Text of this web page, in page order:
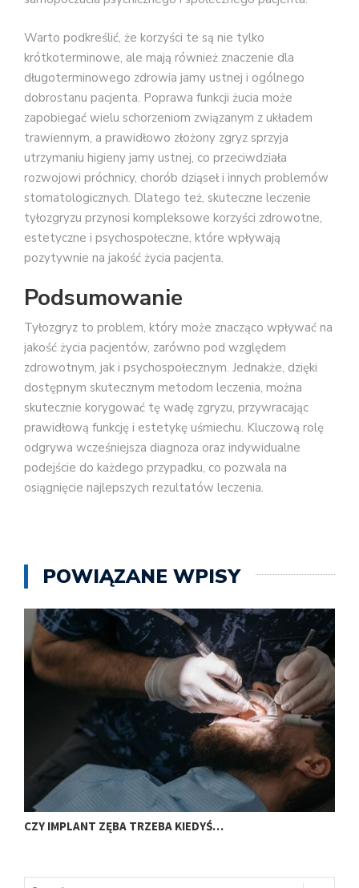
Warto podkreślić, że korzyści te są nie tylko
krótkoterminowe, ale mają również znaczenie dla
długoterminowego zdrowia jamy ustnej i ogólnego
dobrostanu pacjenta. Poprawa funkcji żucia może
zapobiegać wielu schorzeniom związanym z układem
trawiennym, a prawidłowo złożony zgryz sprzyja
utrzymaniu higieny jamy ustnej, co przeciwdziała
rozwojowi próchnicy, chorób dziąseł i innych problemów
stomatologicznych. Dlatego też, skuteczne leczenie
tyłozgryzu przynosi kompleksowe korzyści zdrowotne,
estetyczne i psychospołeczne, które wpływają
pozytywnie na jakość życia pacjenta.
Podsumowanie
Tyłozgryz to problem, który może znacząco wpływać na
jakość życia pacjentów, zarówno pod względem
zdrowotnym, jak i psychospołecznym. Jednakże, dzięki
dostępnym skutecznym metodom leczenia, można
skutecznie korygować tę wadę zgryzu, przywracając
prawidłową funkcję i estetykę uśmiechu. Kluczową rolę
odgrywa wcześniejsza diagnoza oraz indywidualne
podejście do każdego przypadku, co pozwala na
osiągnięcie najlepszych rezultatów leczenia.
POWIĄZANE WPISY
CZY IMPLANT ZĘBA TRZEBA KIEDYŚ…